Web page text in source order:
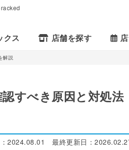
クス 店舗を探す
解説
すべき原因と対処法
最終更新日：
2024.08.01